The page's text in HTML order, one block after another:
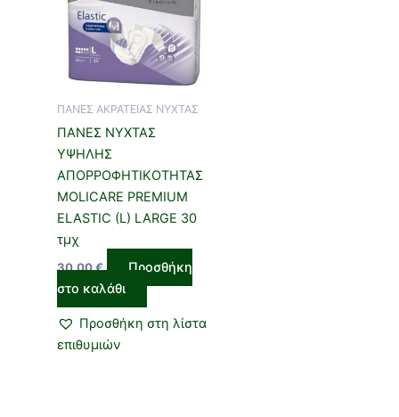
ΠΑΝΕΣ ΑΚΡΑΤΕΙΑΣ ΝΥΧΤΑΣ
ΠΑΝΕΣ ΝΥΧΤΑΣ
ΥΨΗΛΗΣ
ΑΠΟΡΡΟΦΗΤΙΚΟΤΗΤΑΣ
MOLICARE PREMΙUM
ELASTIC (L) LARGE 30
τμχ
30,00€
Προσθήκη
στο καλάθι
Προσθήκη στη λίστα
επιθυμιών